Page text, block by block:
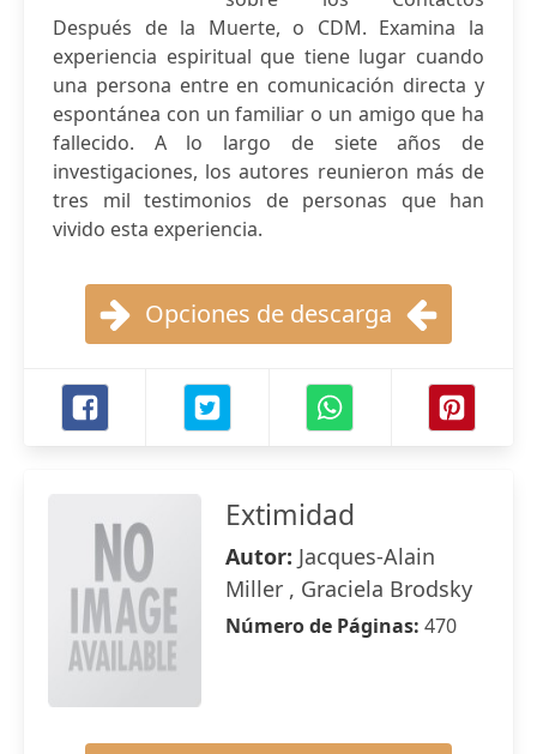
Después de la Muerte, o CDM. Examina la
experiencia espiritual que tiene lugar cuando
una persona entre en comunicación directa y
espontánea con un familiar o un amigo que ha
fallecido. A lo largo de siete años de
investigaciones, los autores reunieron más de
tres mil testimonios de personas que han
vivido esta experiencia.
Opciones de descarga
Extimidad
Autor: Jacques-Alain
Miller , Graciela Brodsky
Número de Páginas: 470